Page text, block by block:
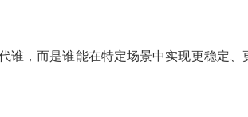
谁，而是谁能在特定场景中实现更稳定、